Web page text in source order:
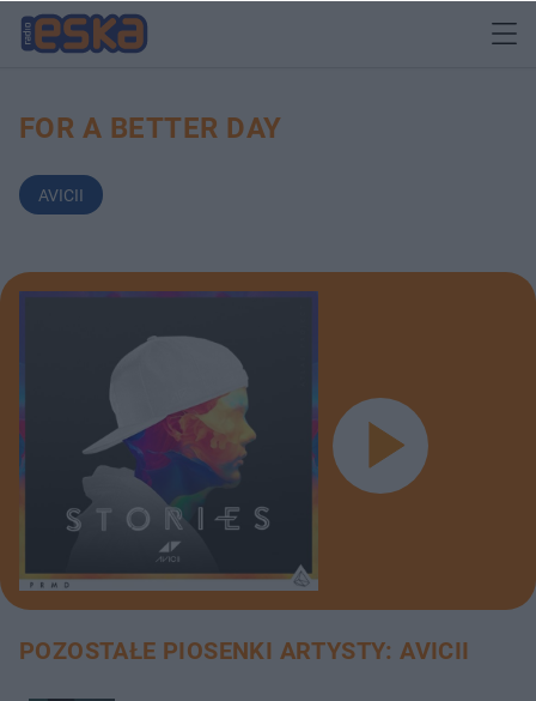
FOR A BETTER DAY
AVICII
POZOSTAŁE PIOSENKI ARTYSTY: AVICII